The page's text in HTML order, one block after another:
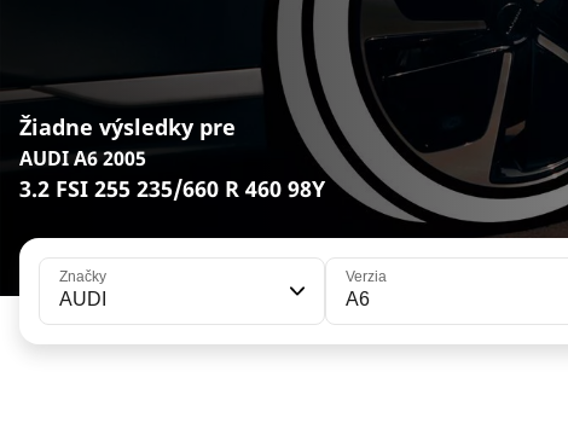
Žiadne výsledky pre
AUDI A6 2005
3.2 FSI 255 235/660 R 460 98Y
Značky
AUDI
Verzia
A6